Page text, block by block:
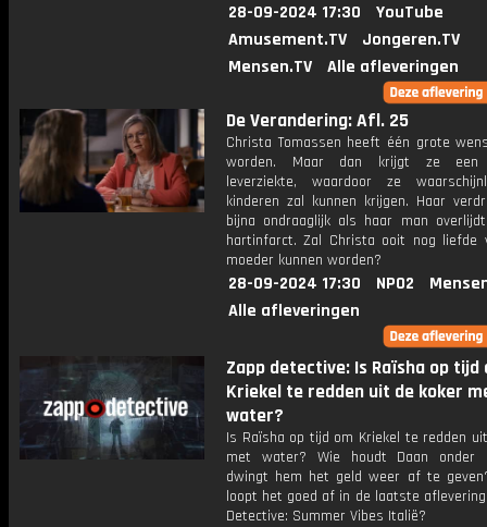
28-09-2024 17:30
YouTube
Amusement.TV
Jongeren.TV
Mensen.TV
Alle afleveringen
De Verandering: Afl. 25
Christa Tomassen heeft één grote
worden. Maar dan krijgt ze een
leverziekte, waardoor ze
kinderen zal kunnen krijgen. Haar
bijna ondraaglijk als haar man
hartinfarct. Zal Christa ooit nog liefde
moeder kunnen worden?
28-09-2024 17:30 NPO2
Alle afleveringen
Zapp detective: Is Raïsha op tijd
Kriekel te redden uit de koker
water?
Is Raïsha op tijd om Kriekel te redden
met water? Wie houdt Daan onder
dwingt hem het geld weer af te
loopt het goed af in de laatste
Detective: Summer Vibes Italië?